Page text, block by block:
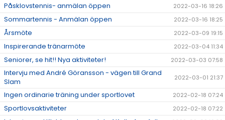
Påsklovstennis- anmälan öppen 2022-03-16 18:26
Sommartennis - Anmälan öppen 2022-03-16 18:25
Årsmöte 2022-03-09 19:15
Inspirerande tränarmöte 2022-03-04 11:34
Seniorer, se hit!! Nya aktiviteter! 2022-03-03 07:58
Intervju med André Göransson - vägen till Grand
Slam
2022-03-01 21:37
Ingen ordinarie träning under sportlovet 2022-02-18 07:24
Sportlovsaktiviteter 2022-02-18 07:22